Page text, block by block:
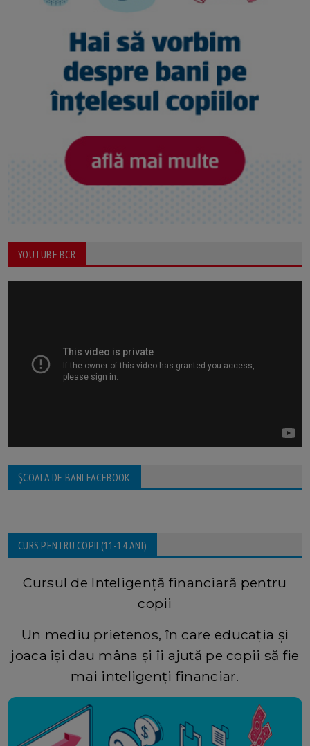
YOUTUBE BCR
ȘCOALA DE BANI FACEBOOK
CURS PENTRU COPII (11-14 ANI)
Cursul de Inteligență financiară pentru
copii
Un mediu prietenos, în care educația și
joaca își dau mâna și îi ajută pe copii să fie
mai inteligenți financiar.